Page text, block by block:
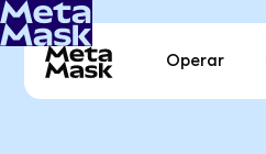
Operar